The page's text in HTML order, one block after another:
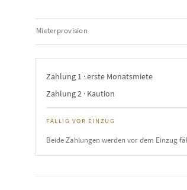
Mieterprovision
Zahlung 1 · erste Monatsmiete
Zahlung 2 · Kaution
FÄLLIG VOR EINZUG
Beide Zahlungen werden vor dem Einzug